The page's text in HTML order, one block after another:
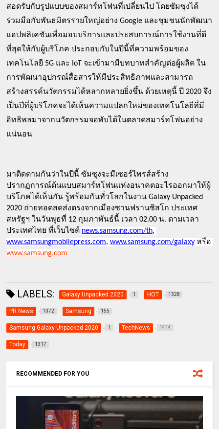
สอดรับกับรูปแบบของสมาร์ทโฟนที่เปลี่ยนไป โดยซัมซุงได้
ร่วมมือกับพันธมิตรรายใหญ่อย่าง Google และชุมชนนักพัฒนา
แอปพลิเคชันเพื่อมอบบริการและประสบการณ์การใช้งานที่ดี
ที่สุดให้กับผู้บริโภค ประกอบกับในปีนี้ที่ความพร้อมของ
เทคโนโลยี 5G และ IoT จะเข้ามามีบทบาทสำคัญต่อผู้ผลิต ใน
การพัฒนาอุปกรณ์สื่อสารให้มีประสิทธิภาพและสามารถ
สร้างสรรค์นวัตกรรมได้หลากหลายยิ่งขึ้น ด้วยเหตุนี้ ปี 2020 จึง
เป็นปีที่ผู้บริโภคจะได้เห็นความแปลกใหม่ของเทคโนโลยีที่มี
อิทธิพลมาจากนวัตกรรมจอพับได้ในตลาดสมาร์ทโฟนอย่าง
แน่นอน
มาติดตามกันว่าในปีนี้ ซัมซุงจะมีเซอร์ไพรส์สร้าง
ปรากฏการณ์ต้นแบบสมาร์ทโฟนแห่งอนาคตอะไรออกมาให้ผู้
บริโภคได้เห็นกัน รู้พร้อมกันทั่วโลกในงาน Galaxy Unpacked
2020 ถ่ายทอดสดส่งตรงจากเมืองซานฟรานซิสโก ประเทศ
สหรัฐฯ ในวันพุธที่ 12 กุมภาพันธ์นี้ เวลา 02.00 น. ตามเวลา
ประเทศไทย ที่เว็บไซต์ news.samsung.com/th
www.samsungmobilepress.com, www.samsung.com/galaxy
www.samsung.com
LABELS: Galaxy Unpacked 2020 1 HOT 1328
PR News 1372 Samsung 155
Samsung Galaxy Unpacked 2020 1 TechNews 1414
Today 1317
RECOMMENDED FOR YOU